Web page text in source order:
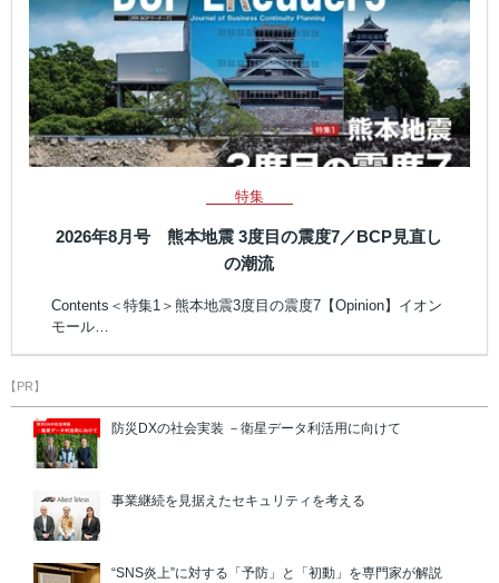
特集
2026年8月号 熊本地震 3度目の震度7／BCP見直し
の潮流
Contents＜特集1＞熊本地震3度目の震度7【Opinion】イオン
モール…
【PR】
防災DXの社会実装 －衛星データ利活用に向けて
事業継続を見据えたセキュリティを考える
“SNS炎上”に対する「予防」と「初動」を専門家が解説